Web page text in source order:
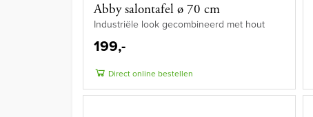
Abby salontafel ø 70 cm
Industriële look gecombineerd met hout
199,-
Direct online bestellen